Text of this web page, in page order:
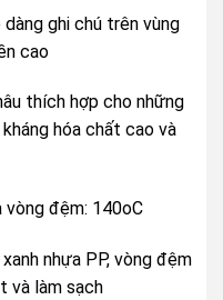
ghi chú trên vùng
cao
thích hợp cho những
hóa chất cao và
đệm: 140oC
nhựa PP, vòng đệm
và làm sạch